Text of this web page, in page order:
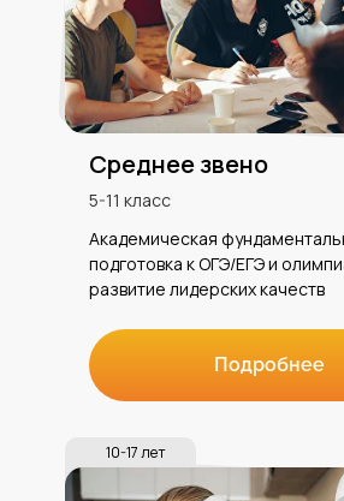
5-11 класс
Среднее звено
Академическая
подготовка к ОГЭ/ЕГЭ и
развитие лидерских качеств
10-17 лет
Подробнее